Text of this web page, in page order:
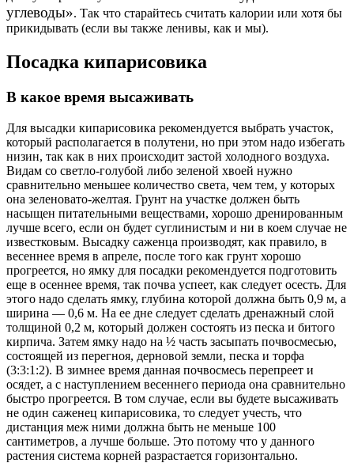
углеводы». Так что старайтесь считать калории или хотя бы
прикидывать (если вы также ленивы, как и мы).
Посадка кипарисовика
В какое время высаживать
Для высадки кипарисовика рекомендуется выбрать участок,
который располагается в полутени, но при этом надо избегать
низин, так как в них происходит застой холодного воздуха.
Видам со светло-голубой либо зеленой хвоей нужно
сравнительно меньшее количество света, чем тем, у которых
она зеленовато-желтая. Грунт на участке должен быть
насыщен питательными веществами, хорошо дренированным
лучше всего, если он будет суглинистым и ни в коем случае не
известковым. Высадку саженца производят, как правило, в
весеннее время в апреле, после того как грунт хорошо
прогреется, но ямку для посадки рекомендуется подготовить
еще в осеннее время, так почва успеет, как следует осесть. Для
этого надо сделать ямку, глубина которой должна быть 0,9 м, а
ширина — 0,6 м. На ее дне следует сделать дренажный слой
толщиной 0,2 м, который должен состоять из песка и битого
кирпича. Затем ямку надо на ½ часть засыпать почвосмесью,
состоящей из перегноя, дерновой земли, песка и торфа
(3:3:1:2). В зимнее время данная почвосмесь перепреет и
осядет, а с наступлением весеннего периода она сравнительно
быстро прогреется. В том случае, если вы будете высаживать
не один саженец кипарисовика, то следует учесть, что
дистанция меж ними должна быть не меньше 100
сантиметров, а лучше больше. Это потому что у данного
растения система корней разрастается горизонтально.